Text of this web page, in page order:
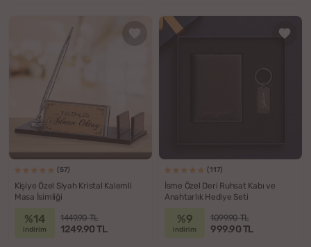
(57)
Kişiye Özel Siyah Kristal Kalemli
Masa İsimliği
%14
indirim
1449.90 TL
1249.90 TL
(117)
İsme Özel Deri Ruhsat Kabı ve
Anahtarlık Hediye Seti
%9
indirim
1099.90 TL
999.90 TL